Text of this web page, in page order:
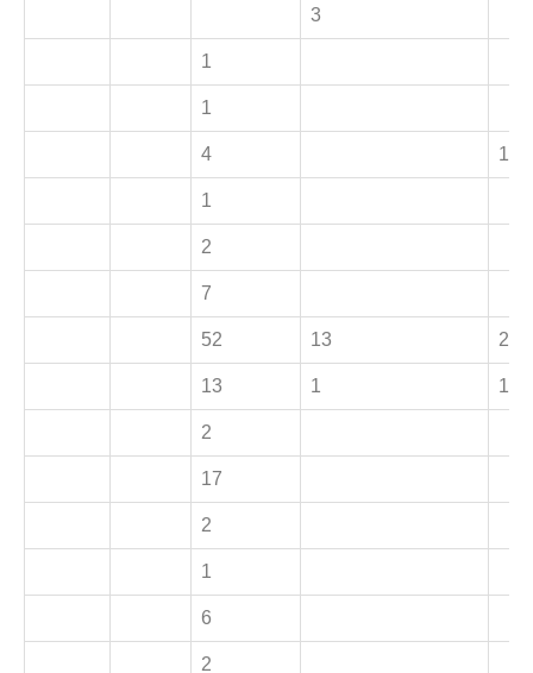
3
1
1
4 1
1
2
7
52 13 2
13 1 1
2
17
2
1
6
2